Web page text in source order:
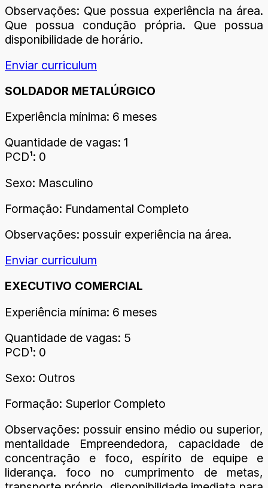
Observações: Que possua experiência na área.
Que possua condução própria. Que possua
disponibilidade de horário.
Enviar curriculum
SOLDADOR METALÚRGICO
Experiência mínima: 6 meses
Quantidade de vagas: 1
PCD¹: 0
Sexo: Masculino
Formação: Fundamental Completo
Observações: possuir experiência na área.
Enviar curriculum
EXECUTIVO COMERCIAL
Experiência mínima: 6 meses
Quantidade de vagas: 5
PCD¹: 0
Sexo: Outros
Formação: Superior Completo
Observações: possuir ensino médio ou superior,
mentalidade Empreendedora, capacidade de
concentração e foco, espírito de equipe e
liderança. foco no cumprimento de metas,